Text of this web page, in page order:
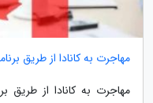
مهاجرت به کانادا از طریق
مهاجرت به کانادا از طریق